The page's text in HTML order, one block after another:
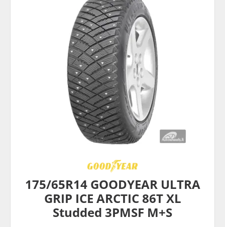
175/65R14 GOODYEAR ULTRA
GRIP ICE ARCTIC 86T XL
Studded 3PMSF M+S